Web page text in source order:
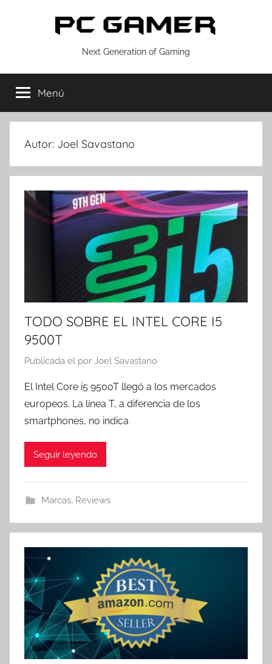
GAMER
Next Generation of Gaming
Menú
Autor: Joel Savastano
TODO SOBRE EL INTEL CORE I5
9500T
Publicada el por Joel Savastano
El Intel Core i5 9500T llegó a los mercados
europeos. La línea T, a diferencia de los
smartphones, no indica
Seguir leyendo
Marcas, Reviews